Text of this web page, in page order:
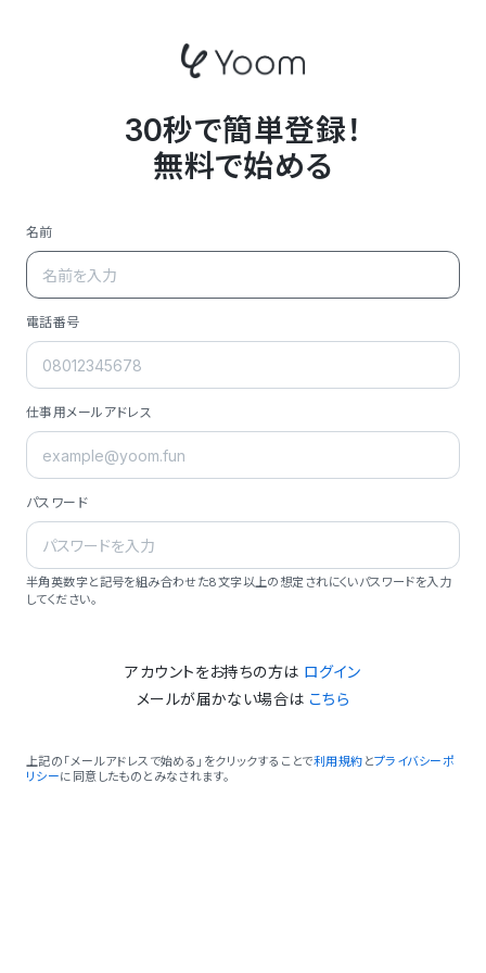
30秒で簡単登録！
無料で始める
名前
電話番号
仕事用メールアドレス
パスワード
半角英数字と記号を組み合わせた8文字以上の想定されにくいパスワードを入力
してください。
アカウントをお持ちの方は ログイン
メールが届かない場合は こちら
上記の「メールアドレスで始める」をクリックすることで利用規約 とプライバシーポ
リシーに同意したものとみなされます。